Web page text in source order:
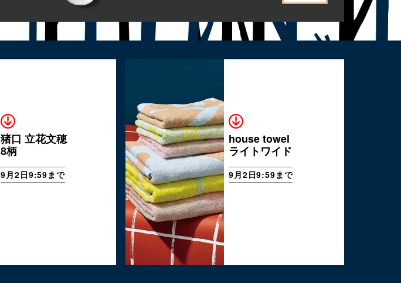
猪口 立花文穂
8柄
9月2日9:59まで
house towel
ライトワイド
9月2日9:59まで